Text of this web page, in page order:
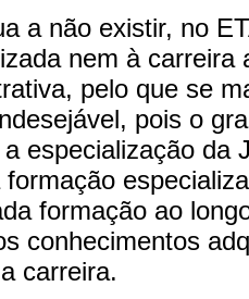
a não existir, no
nem à
pelo que se
pois o
especialização da
formação
formação ao
conhecimentos
carreira.